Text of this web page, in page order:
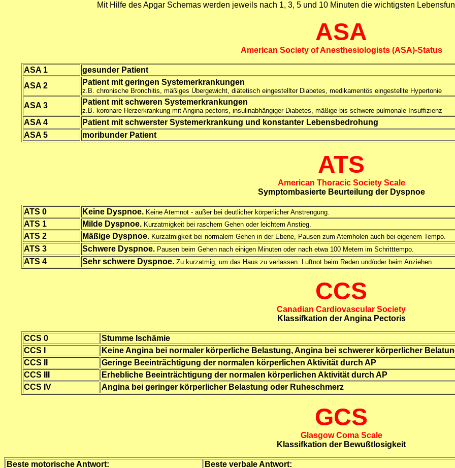
Mit Hilfe des Apgar Schemas werden jeweils nach 1, 3, 5 und 10 Minuten die wichtigsten
ASA
American Society of Anesthesiologists (ASA)-Status
ASA 1
gesunder Patient
ASA 2
Patient mit geringen Systemerkrankungen
z.B. chronische Bronchitis, mäßiges Übergewicht, diätetisch eingestellter Diabetes, medikamentös eingestellte Hypertonie
ASA 3 Patient mit schweren Systemerkrankungen
z.B. koronare Herzerkrankung mit Angina pectoris, insulinabhängiger Diabetes, mäßige bis schwere pulmonale Insuffizienz
ASA 4
Patient mit schwerster Systemerkrankung und konstanter Lebensbedrohung
ASA 5
moribunder Patient
ATS
American Thoracic Society Scale
Symptombasierte Beurteilung der Dyspnoe
ATS 0 Keine Dyspnoe. Keine Atemnot - außer bei deutlicher körperlicher Anstrengung.
ATS 1 Milde Dyspnoe. Kurzatmigkeit bei raschem Gehen oder leichtem Anstieg.
ATS 2 Mäßige Dyspnoe. Kurzatmigkeit bei normalem Gehen in der Ebene, Pausen zum Atemholen auch bei eigenem Tempo.
ATS 3 Schwere Dyspnoe. Pausen beim Gehen nach einigen Minuten oder nach etwa 100 Metern im Schritttempo.
ATS 4 Sehr schwere Dyspnoe. Zu kurzatmig, um das Haus zu verlassen. Luftnot beim Reden und/oder beim Anziehen.
CCS
Canadian Cardiovascular Society
Klassifkation der Angina Pectoris
CCS 0
Stumme Ischämie
CCS I
Keine Angina bei normaler körperliche Belastung, Angina bei schwerer körperlicher
CCS II
Geringe Beeinträchtigung der normalen körperlichen Aktivität durch AP
CCS III
Erhebliche Beeinträchtigung der normalen körperlichen Aktivität durch AP
CCS IV
Angina bei geringer körperlicher Belastung oder Ruheschmerz
GCS
Glasgow Coma Scale
Klassifkation der Bewußtlosigkeit
Beste motorische Antwort: Beste verbale Antwort: